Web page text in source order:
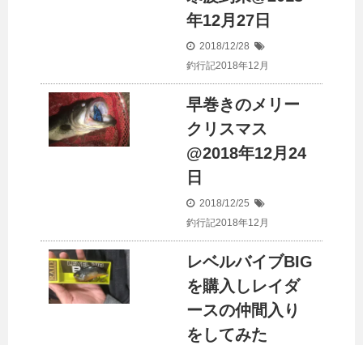
年12月27日
2018/12/28
釣行記2018年12月
早巻きのメリー
クリスマス
@2018年12月24
日
2018/12/25
釣行記2018年12月
レベルバイブBIG
を購入しレイダ
ースの仲間入り
をしてみた